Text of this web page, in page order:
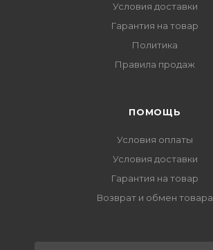
Условия доставки
Гарантия на товар
Политика
Правила продаж
ПОМОЩЬ
Условия оплаты
Условия доставки
Гарантия на товар
Возврат и обмен товара